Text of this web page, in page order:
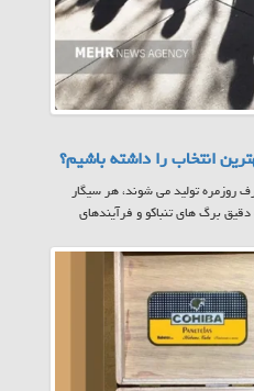
انتخاب را داشته باشیم؟
روزمره تولید می شوند، هر سیگار
برگ های تنباکو و فرآیندهای